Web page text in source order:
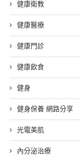
健康衛教
健康醫療
健康門診
健康飲食
健身
健身保養 網路分享
光電美肌
內分泌治療